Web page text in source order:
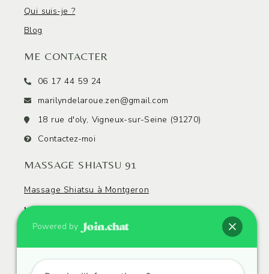
Qui suis-je ?
Blog
ME CONTACTER
06 17 44 59 24
marilyndelaroue.zen@gmail.com
18 rue d'oly, Vigneux-sur-Seine (91270)
Contactez-moi
MASSAGE SHIATSU 91
Massage Shiatsu à Montgeron
Massage Shiatsu à Crosne
Massage Shiatsu à Draveil
Massage Shiatsu à Yerres
Massage Shiatsu à Brunoy
Powered by